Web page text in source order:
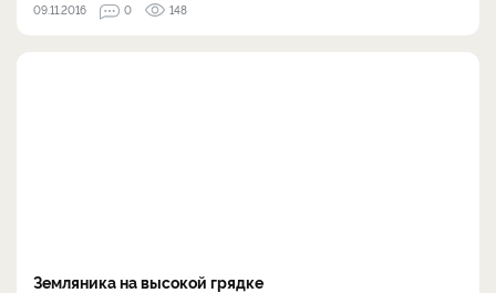
09.11.2016 0 148
Земляника на высокой грядке